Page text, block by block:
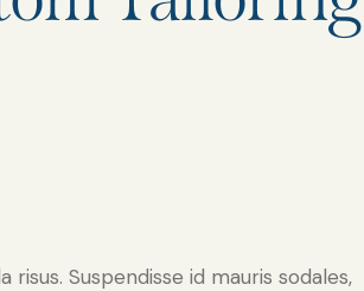
Suspendisse id mauris sodales,